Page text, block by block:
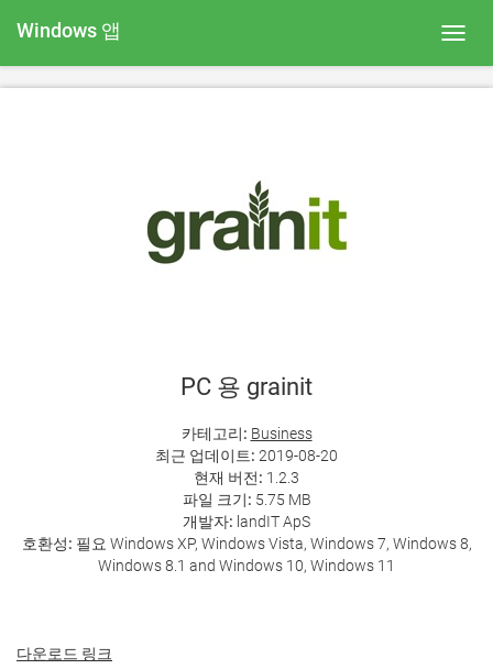
Windows 앱
PC 용 grainit
카테고리: Business
최근 업데이트: 2019-08-20
현재 버전: 1.2.3
파일 크기: 5.75 MB
개발자: landIT ApS
호환성: 필요 Windows XP, Windows Vista, Windows 7, Windows 8,
Windows 8.1 and Windows 10, Windows 11
다운로드 링크